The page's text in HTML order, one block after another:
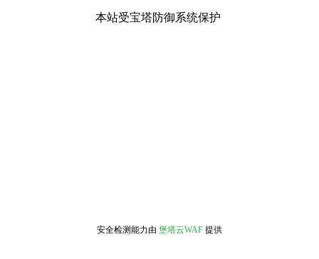
本站受宝塔防御系统保护
安全检测能力由 堡塔云WAF 提供